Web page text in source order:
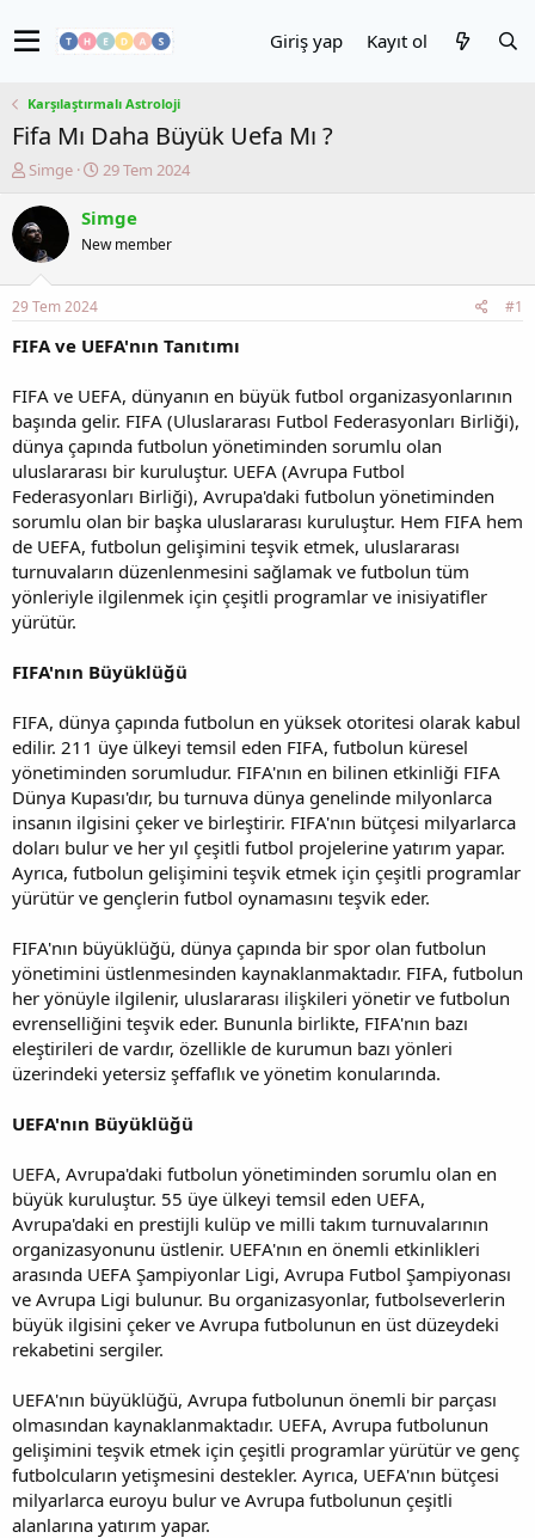
Giriş yap Kayıt ol
Karşılaştırmalı Astroloji
Fifa Mı Daha Büyük Uefa Mı ?
K
n
u
y
b
ş
t
a
n
Simge
B
ş
a
ç
r
i
h
i
29 Tem 2024
Simge
New member
29 Tem 2024 #1
FIFA ve UEFA'nın Tanıtımı
FIFA ve UEFA, dünyanın en büyük futbol organizasyonlarının
başında gelir. FIFA (Uluslararası Futbol Federasyonları Birliği),
dünya çapında futbolun yönetiminden sorumlu olan
uluslararası bir kuruluştur. UEFA (Avrupa Futbol
Federasyonları Birliği), Avrupa'daki futbolun yönetiminden
sorumlu olan bir başka uluslararası kuruluştur. Hem FIFA hem
de UEFA, futbolun gelişimini teşvik etmek, uluslararası
turnuvaların düzenlenmesini sağlamak ve futbolun tüm
yönleriyle ilgilenmek için çeşitli programlar ve inisiyatifler
yürütür.
FIFA'nın Büyüklüğü
FIFA, dünya çapında futbolun en yüksek otoritesi olarak kabul
edilir. 211 üye ülkeyi temsil eden FIFA, futbolun küresel
yönetiminden sorumludur. FIFA'nın en bilinen etkinliği FIFA
Dünya Kupası'dır, bu turnuva dünya genelinde milyonlarca
insanın ilgisini çeker ve birleştirir. FIFA'nın bütçesi milyarlarca
doları bulur ve her yıl çeşitli futbol projelerine yatırım yapar.
Ayrıca, futbolun gelişimini teşvik etmek için çeşitli programlar
yürütür ve gençlerin futbol oynamasını teşvik eder.
FIFA'nın büyüklüğü, dünya çapında bir spor olan futbolun
yönetimini üstlenmesinden kaynaklanmaktadır. FIFA, futbolun
her yönüyle ilgilenir, uluslararası ilişkileri yönetir ve futbolun
evrenselliğini teşvik eder. Bununla birlikte, FIFA'nın bazı
eleştirileri de vardır, özellikle de kurumun bazı yönleri
üzerindeki yetersiz şeffaflık ve yönetim konularında.
UEFA'nın Büyüklüğü
UEFA, Avrupa'daki futbolun yönetiminden sorumlu olan en
büyük kuruluştur. 55 üye ülkeyi temsil eden UEFA,
Avrupa'daki en prestijli kulüp ve milli takım turnuvalarının
organizasyonunu üstlenir. UEFA'nın en önemli etkinlikleri
arasında UEFA Şampiyonlar Ligi, Avrupa Futbol Şampiyonası
ve Avrupa Ligi bulunur. Bu organizasyonlar, futbolseverlerin
büyük ilgisini çeker ve Avrupa futbolunun en üst düzeydeki
rekabetini sergiler.
UEFA'nın büyüklüğü, Avrupa futbolunun önemli bir parçası
olmasından kaynaklanmaktadır. UEFA, Avrupa futbolunun
gelişimini teşvik etmek için çeşitli programlar yürütür ve genç
futbolcuların yetişmesini destekler. Ayrıca, UEFA'nın bütçesi
milyarlarca euroyu bulur ve Avrupa futbolunun çeşitli
alanlarına yatırım yapar.